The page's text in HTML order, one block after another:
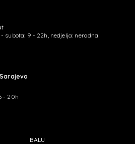
subota: 9 - 22h, nedjelja: neradna
- 20h
BALU